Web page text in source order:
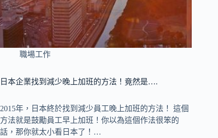
職場工作
日本企業找到減少晚上加班的方法！竟然是….
2015年，日本終於找到減少員工晚上加班的方法！ 這個
方法就是鼓勵員工早上加班！你以為這個作法很笨的
話，那你就太小看日本了！…